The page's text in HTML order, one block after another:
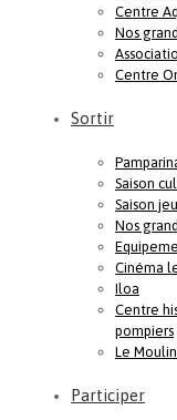
Centre
Nos
Centre
Sortir
Saison
Saison
Nos
Cinéma
Iloa
Centre
pompiers
Le
Participer